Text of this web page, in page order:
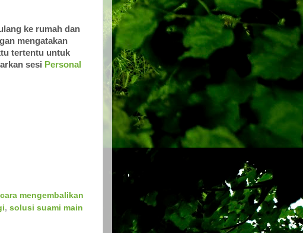
ke rumah dan
mengatakan
tertentu untuk
sesi Personal
cara mengembalikan
, solusi suami main